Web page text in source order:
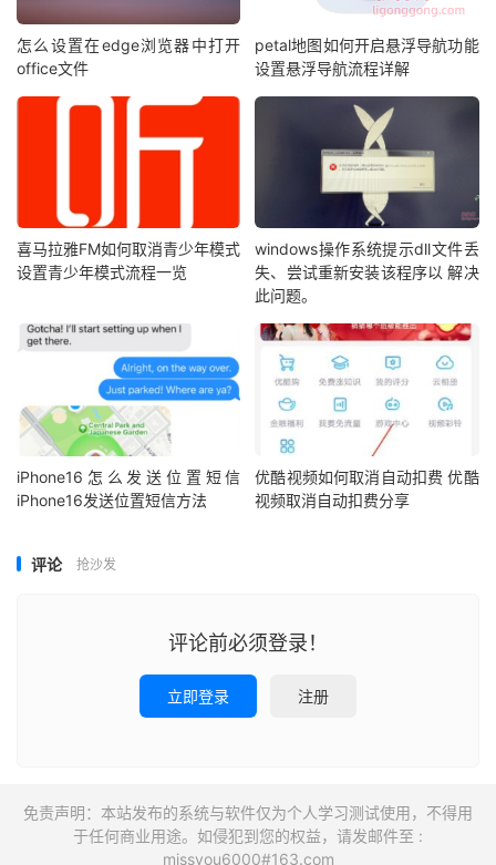
怎么设置在edge浏览器中打开
office文件
petal地图如何开启悬浮导航功能
设置悬浮导航流程详解
喜马拉雅FM如何取消青少年模式
设置青少年模式流程一览
windows操作系统提示dll文件丢
失、尝试重新安装该程序以 解决
此问题。
iPhone16怎么发送位置短信
iPhone16发送位置短信方法
优酷视频如何取消自动扣费 优酷
视频取消自动扣费分享
评论 抢沙发
评论前必须登录！
立即登录 注册
免责声明：本站发布的系统与软件仅为个人学习测试使用，不得用
于任何商业用途。如侵犯到您的权益，请发邮件至 :
missyou6000#163.com